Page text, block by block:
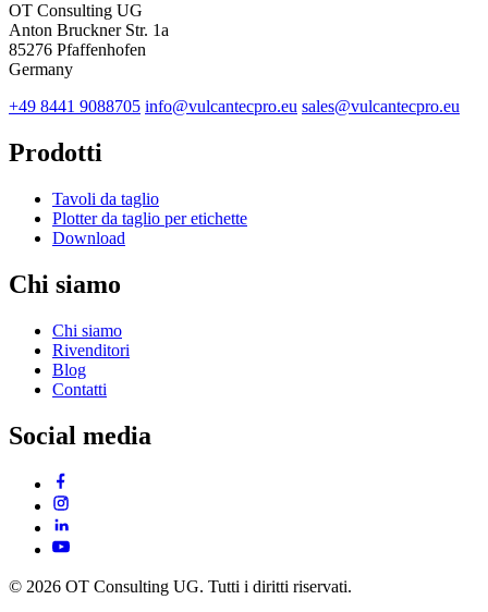
OT Consulting UG
Anton Bruckner Str. 1a
85276 Pfaffenhofen
Germany
+49 8441 9088705 info@vulcantecpro.eu sales@vulcantecpro.eu
Prodotti
Tavoli da taglio
Plotter da taglio per etichette
Download
Chi siamo
Chi siamo
Rivenditori
Blog
Contatti
Social media
© 2026 OT Consulting UG. Tutti i diritti riservati.